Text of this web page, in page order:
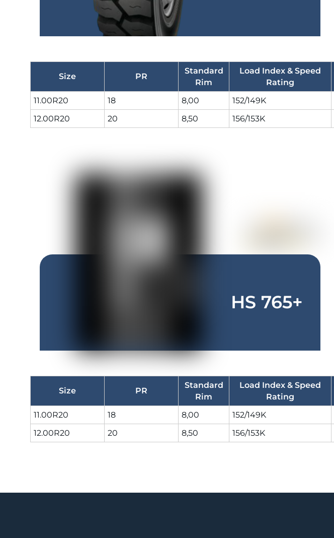
Size PR
Standard
Rim
Load Index & Speed
Rating
11.00R20
18 8,00 152/149K
12.00R20
20 8,50 156/153K
HS 765+
Size PR
Standard
Rim
Load Index & Speed
Rating
11.00R20
18 8,00 152/149K
12.00R20
20 8,50 156/153K